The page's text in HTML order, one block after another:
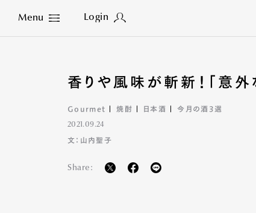
Menu Login
Close
香りや風味が斬新！「意
Gourmet 焼酎 日本酒 今月の酒3選
2021.09.24
文：山内聖子
Share: